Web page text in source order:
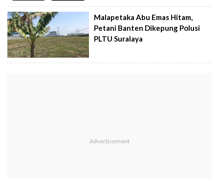
Malapetaka Abu Emas Hitam,
Petani Banten Dikepung Polusi
PLTU Suralaya